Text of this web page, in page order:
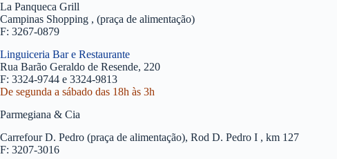
La Panqueca Grill
Campinas Shopping , (praça de alimentação)
F: 3267-0879
Linguiceria Bar e Restaurante
Rua Barão Geraldo de Resende, 220
F: 3324-9744 e 3324-9813
De segunda a sábado das 18h às 3h
Parmegiana & Cia
Carrefour D. Pedro (praça de alimentação), Rod D. Pedro I , km 127
F: 3207-3016